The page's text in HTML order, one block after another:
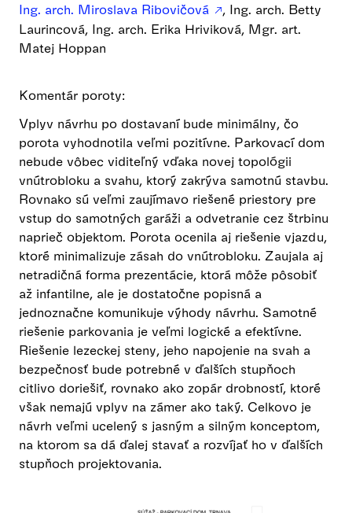
Ing. arch. Miroslava Ribovičová
, Ing. arch. Betty
Laurincová, Ing. arch. Erika Hriviková, Mgr. art.
Matej Hoppan
Komentár poroty:
Vplyv návrhu po dostavaní bude minimálny, čo
porota vyhodnotila veľmi pozitívne. Parkovací dom
nebude vôbec viditeľný vďaka novej topológii
vnútrobloku a svahu, ktorý zakrýva samotnú stavbu.
Rovnako sú veľmi zaujímavo riešené priestory pre
vstup do samotných garáži a odvetranie cez štrbinu
naprieč objektom. Porota ocenila aj riešenie vjazdu,
ktoré minimalizuje zásah do vnútrobloku. Zaujala aj
netradičná forma prezentácie, ktorá môže pôsobiť
až infantilne, ale je dostatočne popisná a
jednoznačne komunikuje výhody návrhu. Samotné
riešenie parkovania je veľmi logické a efektívne.
Riešenie lezeckej steny, jeho napojenie na svah a
bezpečnosť bude potrebné v ďalších stupňoch
citlivo doriešiť, rovnako ako zopár drobností, ktoré
však nemajú vplyv na zámer ako taký. Celkovo je
návrh veľmi ucelený s jasným a silným konceptom,
na ktorom sa dá ďalej stavať a rozvíjať ho v ďalších
stupňoch projektovania.